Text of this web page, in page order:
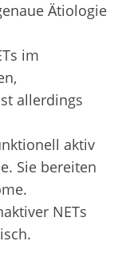
Ätiologie
im
allerdings
aktiv
Sie bereiten
NETs